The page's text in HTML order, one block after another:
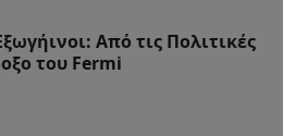
Από τις Πολιτικές
του Fermi